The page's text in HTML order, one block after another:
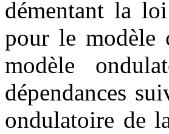
démentant la
pour le modèle
modèle
dépendances
ondulatoire de